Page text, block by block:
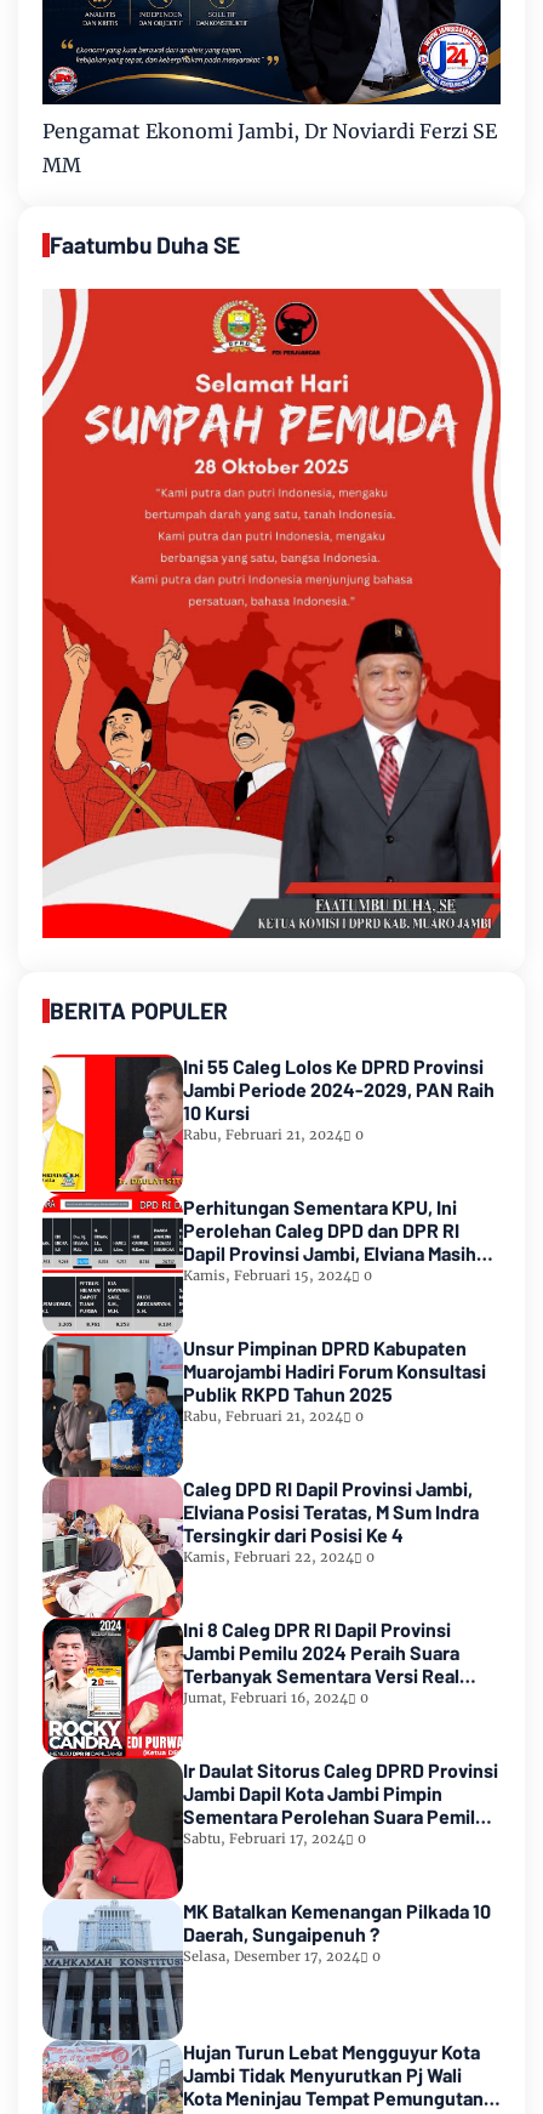
Pengamat Ekonomi Jambi, Dr Noviardi Ferzi SE
MM
Faatumbu Duha SE
BERITA POPULER
Ini 55 Caleg Lolos Ke DPRD Provinsi
Jambi Periode 2024-2029, PAN Raih
10 Kursi
Rabu, Februari 21, 2024 0
Perhitungan Sementara KPU, Ini
Perolehan Caleg DPD dan DPR RI
Dapil Provinsi Jambi, Elviana Masih
Urutan Kedua Teratas
Kamis, Februari 15, 2024 0
Unsur Pimpinan DPRD Kabupaten
Muarojambi Hadiri Forum Konsultasi
Publik RKPD Tahun 2025
Rabu, Februari 21, 2024 0
Caleg DPD RI Dapil Provinsi Jambi,
Elviana Posisi Teratas, M Sum Indra
Tersingkir dari Posisi Ke 4
Kamis, Februari 22, 2024 0
Ini 8 Caleg DPR RI Dapil Provinsi
Jambi Pemilu 2024 Peraih Suara
Terbanyak Sementara Versi Real
Count KPU RI
Jumat, Februari 16, 2024 0
Ir Daulat Sitorus Caleg DPRD Provinsi
Jambi Dapil Kota Jambi Pimpin
Sementara Perolehan Suara Pemilu
2024
Sabtu, Februari 17, 2024 0
MK Batalkan Kemenangan Pilkada 10
Daerah, Sungaipenuh ?
Selasa, Desember 17, 2024 0
Hujan Turun Lebat Mengguyur Kota
Jambi Tidak Menyurutkan Pj Wali
Kota Meninjau Tempat Pemungutan